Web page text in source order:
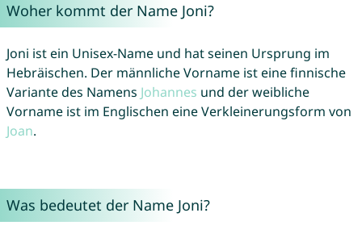
Woher kommt der Name Joni?
Joni ist ein Unisex-Name und hat seinen Ursprung im
Hebräischen. Der männliche Vorname ist eine finnische
Variante des Namens Johannes und der weibliche
Vorname ist im Englischen eine Verkleinerungsform von
Joan.
Was bedeutet der Name Joni?